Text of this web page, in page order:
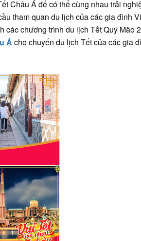
Châu Á để có thể cùng nhau trải
tham quan du lịch của các gia đình
các chương trình du lịch Tết Quý Mão
Á cho chuyến du lịch Tết của các gia